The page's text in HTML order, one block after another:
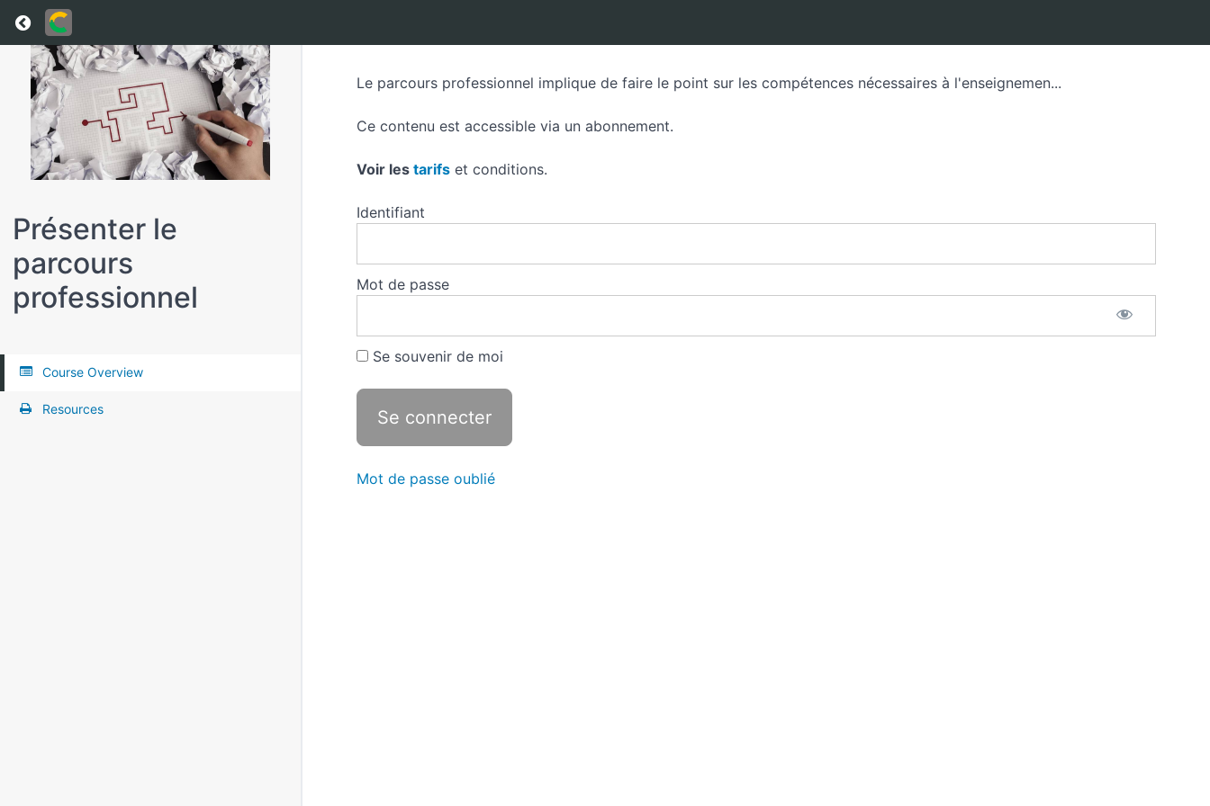
Return to all courses
Présenter le
parcours
professionnel
Course Overview
Resources
Le parcours professionnel implique de faire le point sur les compétences nécessaires à l'enseignemen...
Ce contenu est accessible via un abonnement.
Voir les tarifs et conditions.
Identifiant
Mot de passe
Se souvenir de moi
Mot de passe oublié